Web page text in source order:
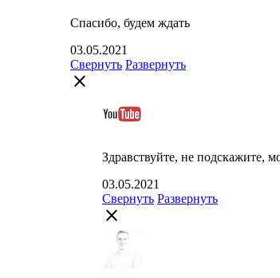
Спасибо, будем ждать
03.05.2021
Свернуть Развернуть
close
Здравствуйте, не подскажите,
03.05.2021
Свернуть Развернуть
close